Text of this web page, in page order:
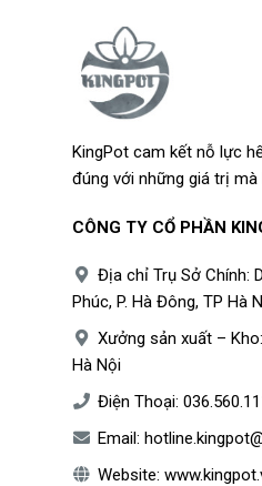
KingPot cam kết nỗ lực
đúng với những giá trị
CÔNG TY CỔ PHẦN
Địa chỉ Trụ Sở Chính:
Phúc, P. Hà Đông, TP Hà
Xưởng sản xuất –
Hà Nội
Điện Thoại:
Email:
Website: